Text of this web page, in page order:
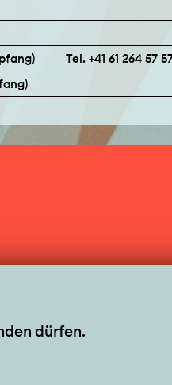
Tel. +41 61 264 57
dürfen.